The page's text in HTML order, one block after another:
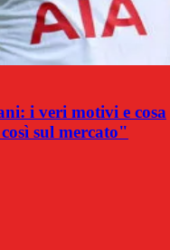
i veri motivi e cosa
sul mercato"